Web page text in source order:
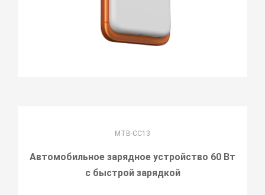
MTB-CC13
Автомобильное зарядное устройство 60 Вт
с быстрой зарядкой